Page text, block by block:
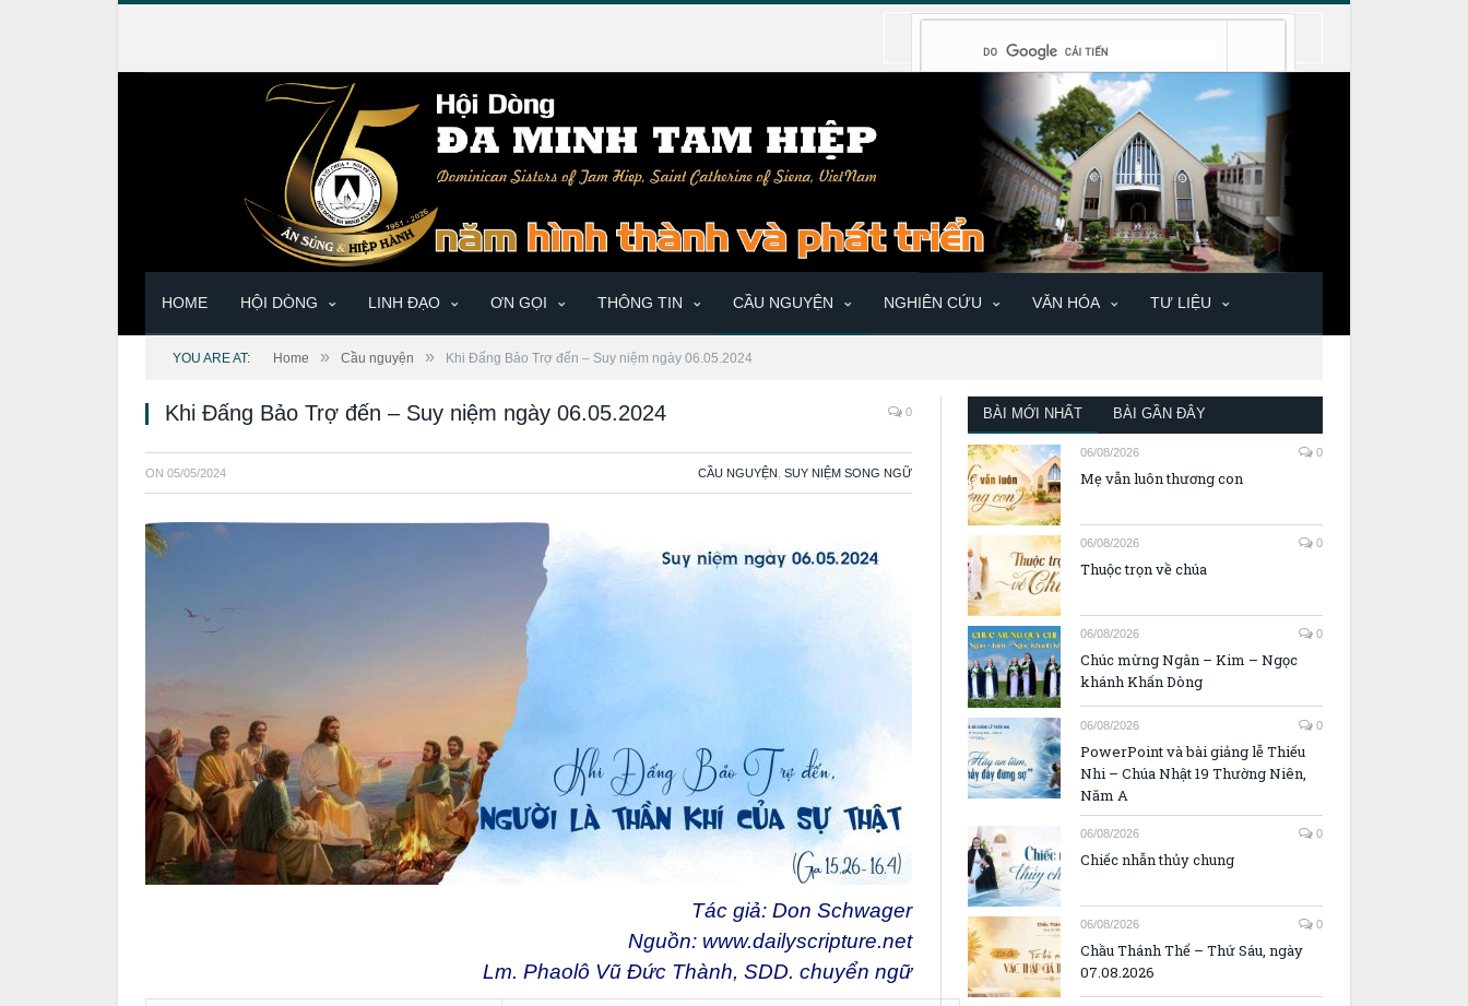
HOME HỘI DÒNG LINH ĐẠO ƠN GỌI THÔNG TIN CẦU NGUYỆN NGHIÊN CỨU VĂN HÓA TƯ LIỆU
YOU ARE AT: Home » Cầu nguyện » Khi Đấng Bảo Trợ đến – Suy niệm ngày 06.05.2024
Khi Đấng Bảo Trợ đến – Suy niệm ngày 06.05.2024 0
ON 05/05/2024 CẦU NGUYỆN SUY NIỆM SONG NGỮ
Tác giả: Don Schwager
Nguồn: www.dailyscripture.net
Lm. Phaolô Vũ Đức Thành, SDD. chuyển ngữ
BÀI MỚI NHẤT BÀI GẦN ĐÂY
06/08/2026 0
Mẹ vẫn luôn thương con
06/08/2026 0
Thuộc trọn về chúa
06/08/2026 0
Chúc mừng Ngân – Kim – Ngọc
khánh Khấn Dòng
06/08/2026 0
PowerPoint và bài giảng lễ Thiếu
Nhi – Chúa Nhật 19 Thường Niên,
Năm A
06/08/2026 0
Chiếc nhẫn thủy chung
06/08/2026 0
Chầu Thánh Thể – Thứ Sáu, ngày
07.08.2026